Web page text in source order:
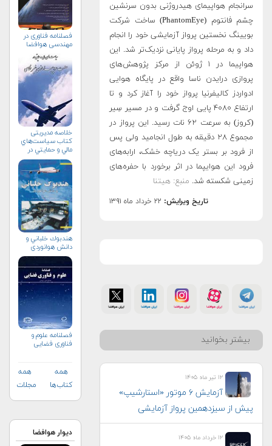
سرانجام هواپیمای هیدروژنی بدون سرنشین
چشم فانتوم (PhantomEye) ساخت شرکت
بویینگ نخستین پرواز آزمایشی خود را انجام
داد و به مرحله پرواز پایانی نزدیک‌تر شد. این
هواپیما در ۱ ژوئن از مرکز پژوهش‌های
پروازی درایدن ناسا واقع در پایگاه هوایی
ادواردز کالیفرنیا پرواز خود را آغاز کرد و تا
ارتفاع ۴۰۸۰ پایی اوج گرفت و در مسیر سِیر
(کروز) به سرعت ۶۲ نات رسید. این پرواز در
مجموع ۲۸ دقیقه به طول انجامید ولی پس
از فرود بر بستر یک دریاچه خشک، ارابه‌های
فرود این هوایپما در اثر برخورد با حفره‌های
زمینی شکسته شد. منبع: هیتنا
تاریخ ویرایش: ۲۲ خرداد ماه ۱۳۹۱
بیشتر بخوانید
۱۲ تیر ماه ۱۴۰۵
آزمایش ۶ موتور «استارشیپ»
پیش از سیزدهمین پرواز آزمایشی
۱۲ خرداد ماه ۱۴۰۵
فصلنامه فناوری در
مهندسی هوافضا
خلاصه مدیریتی
کتاب سياست‌هاي
مالي و حمايتي در
صنعت
هواپيماسازي
غيرنظامي+دریافت
نسخه‌ الکترونیکی
هندبوك خلباني و
دانش هوانوردي
فصلنامه علوم و
فناوری فضایی
همه
کتاب‌ها
همه
مجلات
دیوار هوافضا